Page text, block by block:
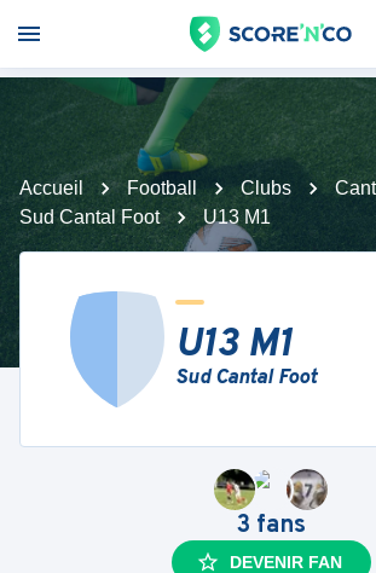
Accueil Football Clubs
Sud Cantal Foot
U13 M1
U13 M1
Sud Cantal Foot
3 fans
DEVENIR FAN